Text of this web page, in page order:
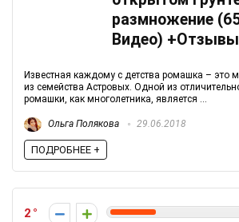
размножение
Видео) +Отзывы
Известная каждому с детства ромашка – это
из семейства Астровых. Одной из
ромашки, как многолетника, является ...
Ольга Полякова 29.06.2018
ПОДРОБНЕЕ +
2